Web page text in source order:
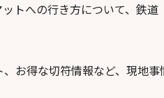
トへの行き方について、鉄
お得な切符情報など、現地